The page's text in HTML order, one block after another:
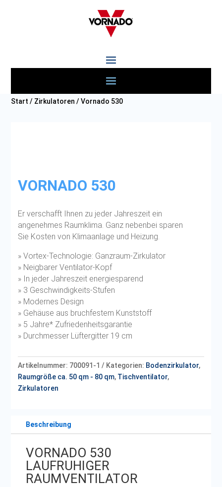
Start / Zirkulatoren / Vornado 530
VORNADO 530
Er verschafft Ihnen zu jeder Jahreszeit ein
angenehmes Raumklima. Ganz nebenbei sparen
Sie Kosten von Klimaanlage und Heizung.
» Vortex-Technologie: Ganzraum-Zirkulator
» Neigbarer Ventilator-Kopf
» In jeder Jahreszeit energiesparend
» 3 Geschwindigkeits-Stufen
» Modernes Design
» Gehäuse aus bruchfestem Kunststoff
» 5 Jahre* Zufriedenheitsgarantie
» Durchmesser Lüftergitter 19 cm
Artikelnummer: 700091-1 Kategorien: Bodenzirkulator,
Raumgröße ca. 50 qm - 80 qm, Tischventilator,
Zirkulatoren
Beschreibung
VORNADO 530
LAUFRUHIGER
RAUMVENTILATOR